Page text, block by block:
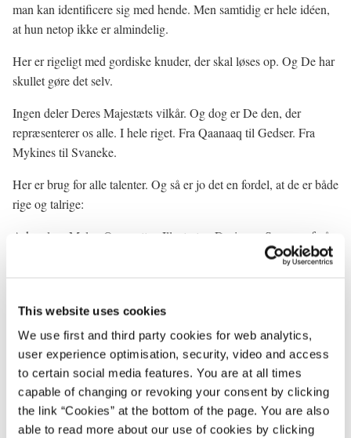
This website uses cookies
We use first and third party cookies for web analytics,
user experience optimisation, security, video and access
to certain social media features. You are at all times
capable of changing or revoking your consent by clicking
the link “Cookies” at the bottom of the page. You are also
able to read more about our use of cookies by clicking
man kan identificere sig med hende. Men samtidig er hele idéen,
at hun netop ikke er almindelig.
Her er rigeligt med gordiske knuder, der skal løses op. Og De har
skullet gøre det selv.
Ingen deler Deres Majestæts vilkår. Og dog er De den, der
repræsenterer os alle. I hele riget. Fra Qaanaaq til Gedser. Fra
Mykines til Svaneke.
Her er brug for alle talenter. Og så er jo det en fordel, at de er både
rige og talrige:
Arkæolog. Maler. Oversætter. Illustrator. Designer. Scenograf på
flere af H.C. Andersens eventyr. Og ligesom H.C. Andersen laver
En dronning har ikke alene brug for talenter, men også for stærke
personlige egenskaber. For personlighed simpelthen. Og det har
De til fulde.
Deres Majestæt er ikke alene Danmarks dronning. De er også et
menneske, vi alle har lært at respektere og holde af. Ikke alene i